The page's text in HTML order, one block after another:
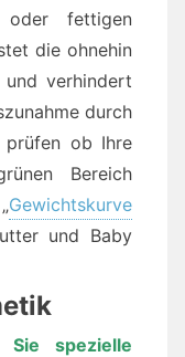
fettigen
die ohnehin
verhindert
durch
prüfen ob Ihre
Bereich
Gewichtskurve
und Baby
spezielle